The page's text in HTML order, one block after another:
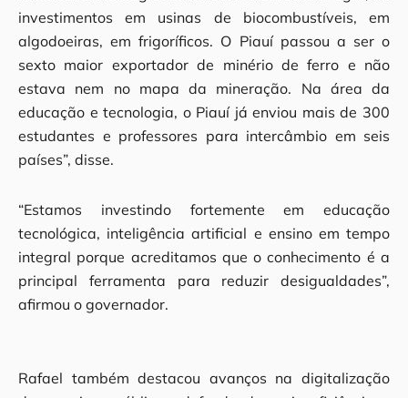
investimentos em usinas de biocombustíveis, em
algodoeiras, em frigoríficos. O Piauí passou a ser o
sexto maior exportador de minério de ferro e não
estava nem no mapa da mineração. Na área da
educação e tecnologia, o Piauí já enviou mais de 300
estudantes e professores para intercâmbio em seis
países”, disse.
“Estamos investindo fortemente em educação
tecnológica, inteligência artificial e ensino em tempo
integral porque acreditamos que o conhecimento é a
principal ferramenta para reduzir desigualdades”,
afirmou o governador.
Rafael também destacou avanços na digitalização